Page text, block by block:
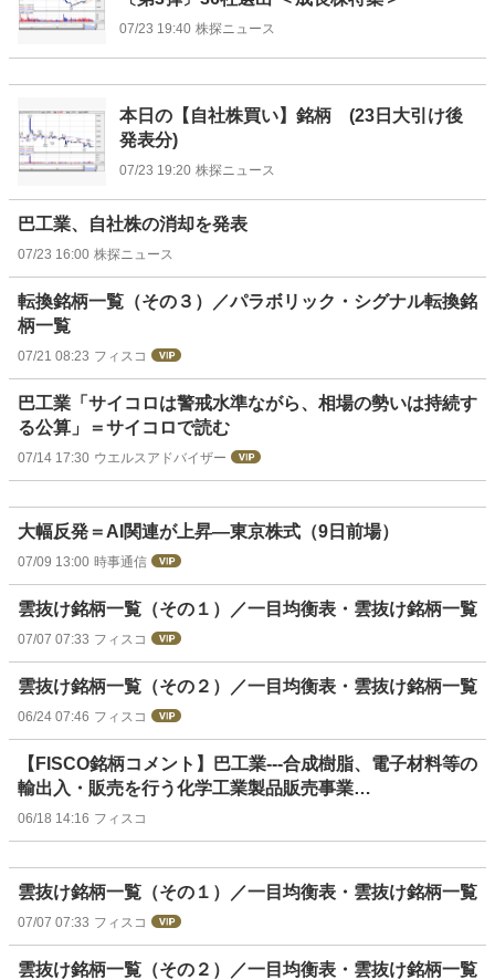
07/23 19:40 株探ニュース
本日の【自社株買い】銘柄 (23日大引け後
発表分)
07/23 19:20 株探ニュース
巴工業、自社株の消却を発表
07/23 16:00 株探ニュース
転換銘柄一覧（その３）／パラボリック・シグナル転換銘
柄一覧
07/21 08:23 フィスコ
巴工業「サイコロは警戒水準ながら、相場の勢いは持続す
る公算」＝サイコロで読む
07/14 17:30 ウエルスアドバイザー
大幅反発＝AI関連が上昇―東京株式（9日前場）
07/09 13:00 時事通信
雲抜け銘柄一覧（その１）／一目均衡表・雲抜け銘柄一覧
07/07 07:33 フィスコ
雲抜け銘柄一覧（その２）／一目均衡表・雲抜け銘柄一覧
06/24 07:46 フィスコ
【FISCO銘柄コメント】巴工業---合成樹脂、電子材料等の
輸出入・販売を行う化学工業製品販売事業…
06/18 14:16 フィスコ
雲抜け銘柄一覧（その１）／一目均衡表・雲抜け銘柄一覧
07/07 07:33 フィスコ
雲抜け銘柄一覧（その２）／一目均衡表・雲抜け銘柄一覧